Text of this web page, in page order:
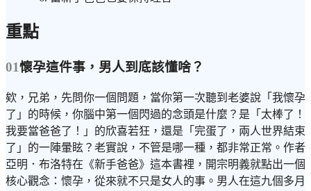
重點
01懷孕這件事，男人到底該懂啥？
欸，兄弟，先問你一個問題，當你第一次聽到老婆說「我懷孕
了」的時候，你腦中第一個閃過的念頭是什麼？是「太棒了！
我要當爸爸了！」的欣喜若狂，還是「完蛋了，兩人世界結束
了」的一陣暈眩？老實說，不管是哪一種，都非常正常。作者
亞明．布洛特在《新手爸爸》這本書裡，開宗明義就點出一個
核心觀念：懷孕，從來就不只是女人的事。男人在這九個多月